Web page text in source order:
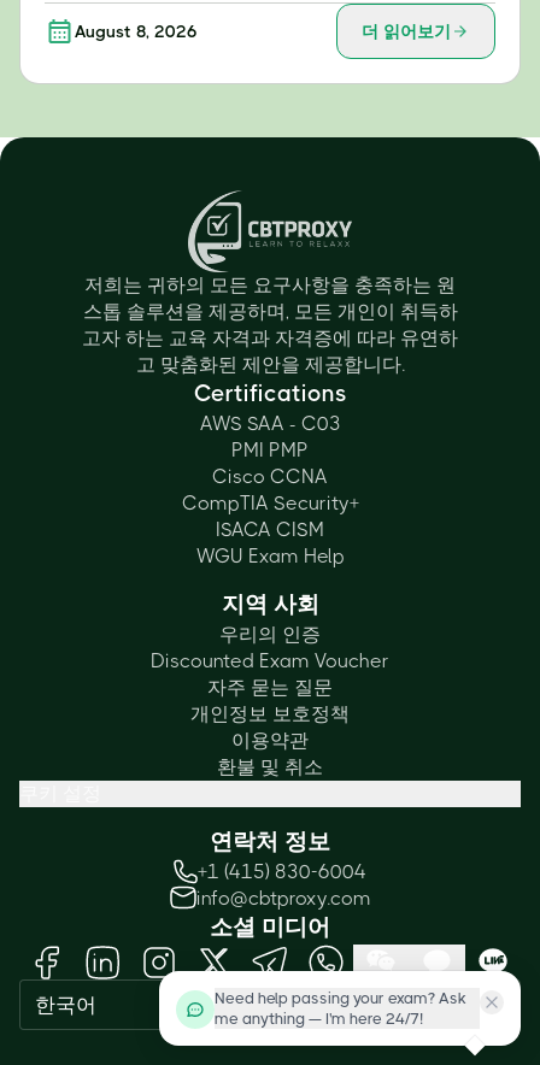
August 8, 2026 더 읽어보기
저희는 귀하의 모든 요구사항을 충족하는 원
스톱 솔루션을 제공하며, 모든 개인이 취득하
고자 하는 교육 자격과 자격증에 따라 유연하
고 맞춤화된 제안을 제공합니다.
Certifications
AWS SAA - C03
PMI PMP
Cisco CCNA
CompTIA Security+
ISACA CISM
WGU Exam Help
지역 사회
우리의 인증
Discounted Exam Voucher
자주 묻는 질문
개인정보 보호정책
이용약관
환불 및 취소
연락처 정보
+1 (415) 830-6004
info@cbtproxy.com
소셜 미디어
한국어
Need help passing your exam? Ask
me anything — I'm here 24/7!